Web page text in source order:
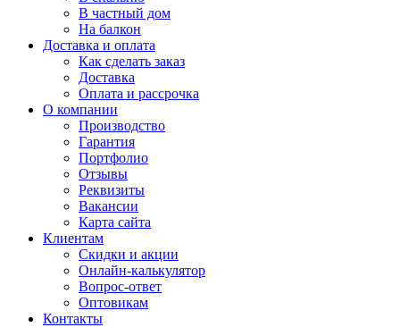
В частный дом
На балкон
Доставка и оплата
Как сделать заказ
Доставка
Оплата и рассрочка
О компании
Производство
Гарантия
Портфолио
Отзывы
Реквизиты
Вакансии
Карта сайта
Клиентам
Скидки и акции
Онлайн-калькулятор
Вопрос-ответ
Оптовикам
Контакты